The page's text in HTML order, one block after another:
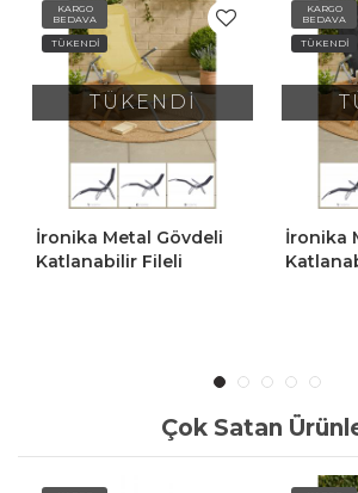
KARGO
BEDAVA
TÜKENDİ
TÜKENDİ
İronika Metal Gövdeli
Katlanabilir Fileli
KARGO
BEDAVA
TÜKENDİ
İronika
Çok Satan